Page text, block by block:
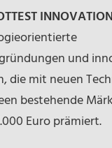
und
die mit neuen
bestehende
Euro prämiert.